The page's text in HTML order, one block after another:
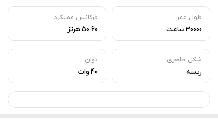
طول عمر
30000 ساعت
فرکانس عملکرد
50-60 هرتز
شکل ظاهری
ریسه
توان
40 وات